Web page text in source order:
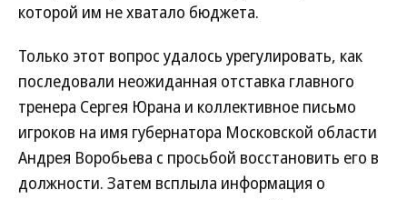
которой им не хватало бюджета.
Только этот вопрос удалось урегулировать, как
последовали неожиданная отставка главного
тренера Сергея Юрана и коллективное письмо
игроков на имя губернатора Московской области
Андрея Воробьева с просьбой восстановить его в
должности. Затем всплыла информация о